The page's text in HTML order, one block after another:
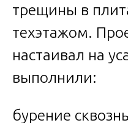
трещины в
техэтажом.
настаивал на
выполнили:
бурение